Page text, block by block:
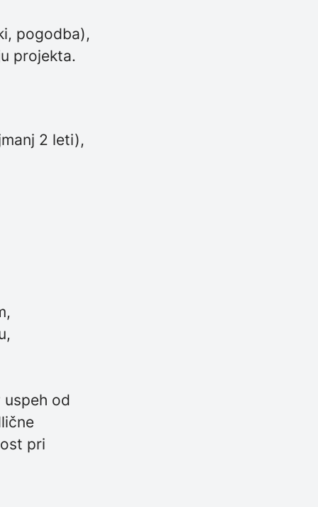
pogodba),
projekta.
2 leti),
od
pri